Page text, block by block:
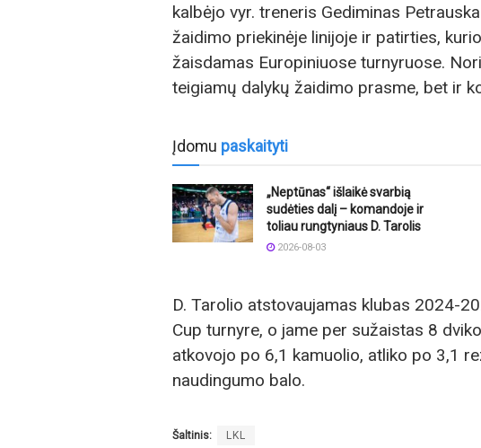
kalbėjo vyr. treneris Gediminas
žaidimo priekinėje linijoje ir patirties,
žaisdamas Europiniuose turnyruose.
teigiamų dalykų žaidimo prasme, bet ir
Įdomu paskaityti
„Neptūnas“ išlaikė svarbią
sudėties dalį – komandoje ir
toliau rungtyniaus D. Tarolis
2026-08-03
D. Tarolio atstovaujamas klubas 2024-
Cup turnyre, o jame per sužaistas 8
atkovojo po 6,1 kamuolio, atliko po 3,1
naudingumo balo.
Šaltinis: LKL